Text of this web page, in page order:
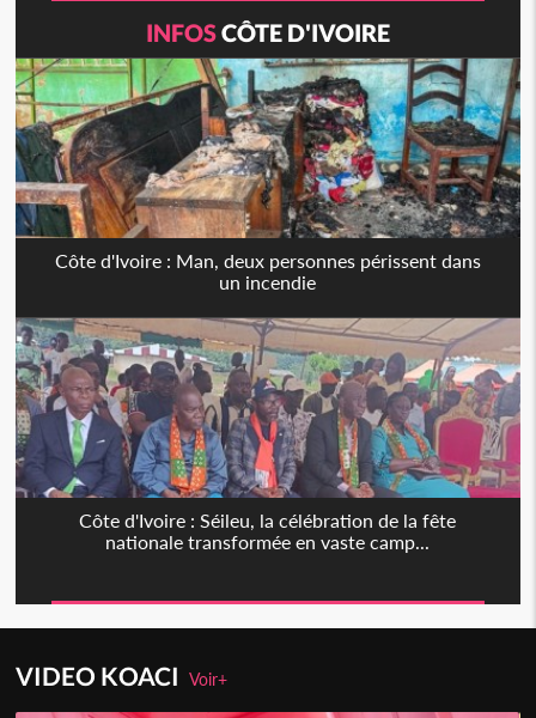
INFOSCÔTE D'IVOIRE
Côte d'Ivoire : Man, deux personnes périssent dans
un incendie
Côte d'Ivoire : Séileu, la célébration de la fête
nationale transformée en vaste camp...
VIDEO KOACIVoir+